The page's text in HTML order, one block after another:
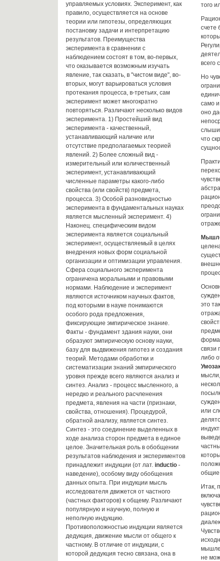
управляемых условиях. Эксперимент, как
правило, осуществляется на основе
теории или гипотезы, определяющих
постановку задачи и интерпретацию
результатов. Преимущества
эксперимента в сравнении с
наблюдением состоят в том, во-первых,
что оказывается возможным изучать
явление, так сказать, в "чистом виде", во-
вторых, могут варьироваться условия
протекания процесса, в-третьих, сам
эксперимент может многократно
повторяться. Различают несколько видов
эксперимента. 1) Простейший вид
эксперимента - качественный,
устанавливающий наличие или
отсутствие предполагаемых теорией
явлений. 2) Более сложный вид -
измерительный или количественный
эксперимент, устанавливающий
численные параметры какого-либо
свойства (или свойств) предмета,
процесса. 3) Особой разновидностью
эксперимента в фундаментальных науках
является мысленный эксперимент. 4)
Наконец. специфическим видом
эксперимента является социальный
эксперимент, осуществляемый в целях
внедрения новых форм социальной
организации и оптимизации управления.
Сфера социального эксперимента
ограничена моральными и правовыми
нормами. Наблюдение и эксперимент
являются источником научных фактов,
под которыми в науке понимаются
особого рода предложения,
фиксирующие эмпирическое знание.
Факты - фундамент здания науки, они
образуют эмпирическую основу науки,
базу для выдвижения гипотез и создания
теорий. Методами обработки и
систематизации знаний эмпирического
уровня прежде всего являются анализ и
синтез. Анализ - процесс мысленного, а
нередко и реального расчленения
предмета, явления на части (признаки,
свойства, отношения). Процедурой,
обратной анализу, является синтез.
Синтез - это соединение выделенных в
ходе анализа сторон предмета в единое
целое. Значительная роль в обобщении
результатов наблюдения и экспериментов
принадлежит индукции (от лат. inductio -
наведение), особому виду обобщения
данных опыта. При индукции мысль
исследователя движется от частного
(частных факторов) к общему. Различают
популярную и научную, полную и
неполную индукцию.
Противоположностью индукции является
дедукция, движение мысли от общего к
частному. В отличие от индукции, с
которой дедукция тесно связана, она в
того
счете
всего
Но
само
оно
что
это
форма
связи
либо
или
Итак,
не